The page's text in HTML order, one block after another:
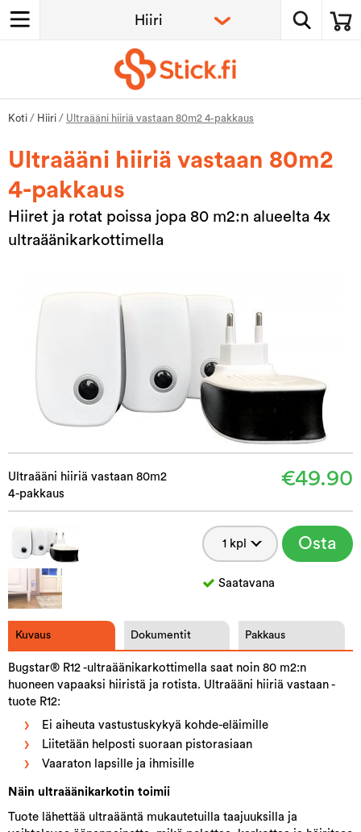
Koti / Hiiri / Ultraääni hiiriä vastaan 80m2 4-pakkaus
Ultraääni hiiriä vastaan 80m2
4-pakkaus
Hiiret ja rotat poissa jopa 80 m2:n alueelta 4x
ultraäänikarkottimella
Ultraääni hiiriä vastaan 80m2
4-pakkaus
€49.90
Osta
Saatavana
Kuvaus Dokumentit Pakkaus
Bugstar® R12 -ultraäänikarkottimella saat noin 80 m2:n
huoneen vapaaksi hiiristä ja rotista. Ultraääni hiiriä vastaan -
tuote R12:
Ei aiheuta vastustuskykyä kohde-eläimille
Liitetään helposti suoraan pistorasiaan
Vaaraton lapsille ja ihmisille
Näin ultraäänikarkotin toimii
Tuote lähettää ultraääntä mukautetuilla taajuuksilla ja